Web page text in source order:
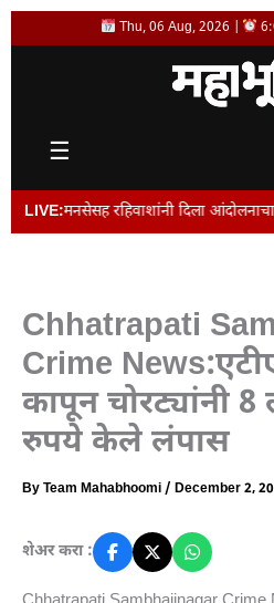
Skip
Thu, 06 Aug, 2026 |
☰
LIVE:रहिवाशांनी दिला आंदोलनाचा
Chhatrapati
Crime
कापून चोरट्यांनी
रुपये केले लंपास
ByTeam Mahabhoomi/ December 2,
शेअर करा :